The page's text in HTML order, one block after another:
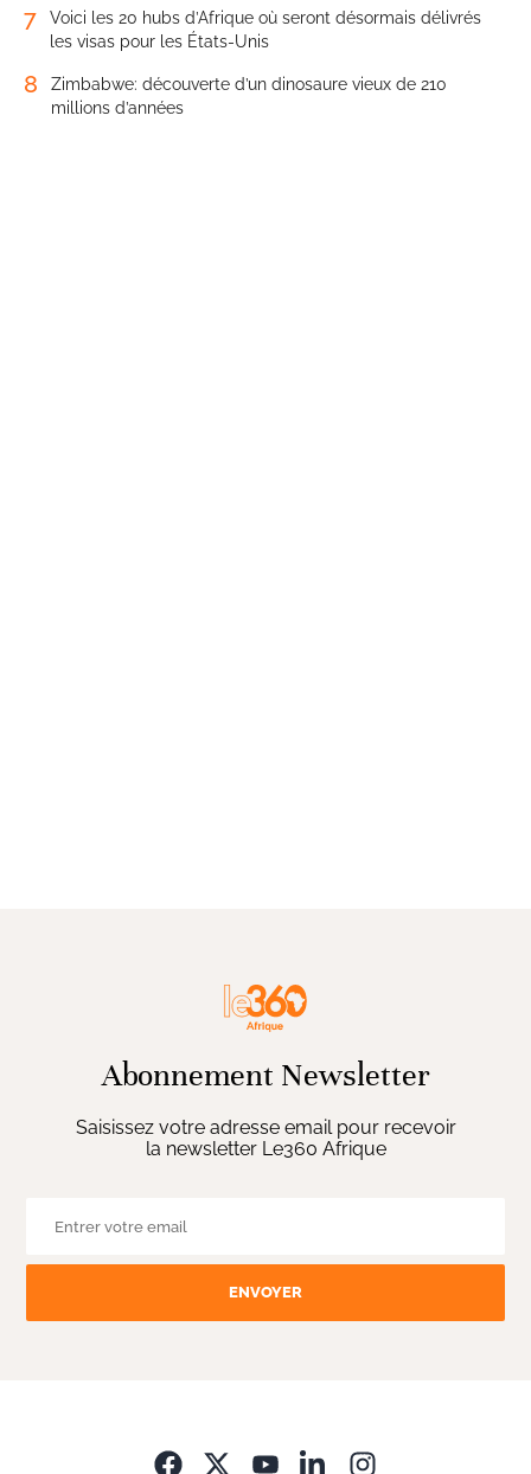
7
Voici les 20 hubs d’Afrique où seront désormais délivrés
les visas pour les États-Unis
8
Zimbabwe: découverte d’un dinosaure vieux de 210
millions d’années
Abonnement Newsletter
Saisissez votre adresse email pour recevoir
la newsletter Le360 Afrique
ENVOYER